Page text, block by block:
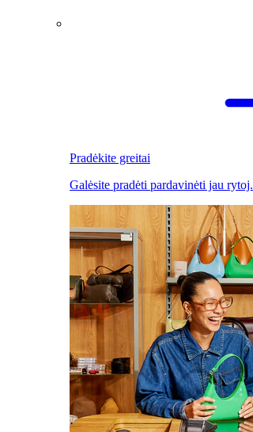
Pradėkite greitai
Galėsite pradėti pardavinėti jau rytoj.